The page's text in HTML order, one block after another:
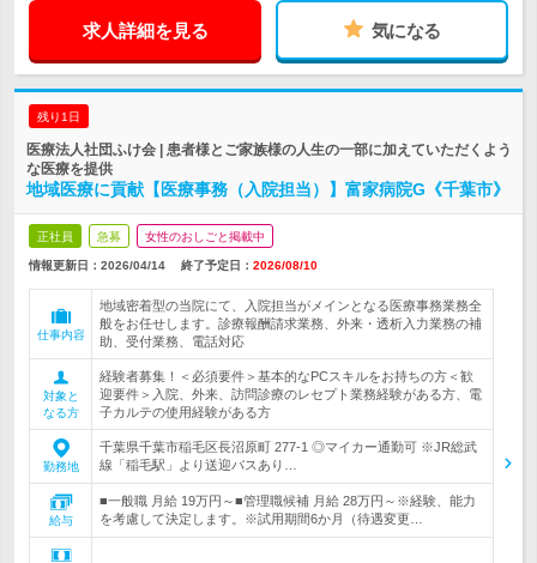
求人詳細を見る 気になる
残り1日
医療法人社団ふけ会 | 患者様とご家族様の人生の一部に加えていただくよう
な医療を提供
地域医療に貢献【医療事務（入院担当）】富家病院G《千葉市》
正社員 急募 女性のおしごと掲載中
情報更新日：2026/04/14 終了予定日： 2026/08/10
仕事内容
地域密着型の当院にて、入院担当がメインとなる医療事務業務全
般をお任せします。診療報酬請求業務、外来・透析入力業務の補
助、受付業務、電話対応
対象と
なる方
経験者募集！＜必須要件＞基本的なPCスキルをお持ちの方＜歓
迎要件＞入院、外来、訪問診療のレセプト業務経験がある方、電
子カルテの使用経験がある方
勤務地
千葉県千葉市稲毛区長沼原町 277-1 ◎マイカー通勤可 ※JR総武
線「稲毛駅」より送迎バスあり…
給与
■一般職 月給 19万円～■管理職候補 月給 28万円～※経験、能力
を考慮して決定します。※試用期間6か月（待遇変更…